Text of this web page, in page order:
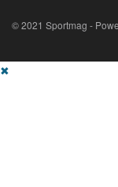
© 2021 Sportmag -
✖